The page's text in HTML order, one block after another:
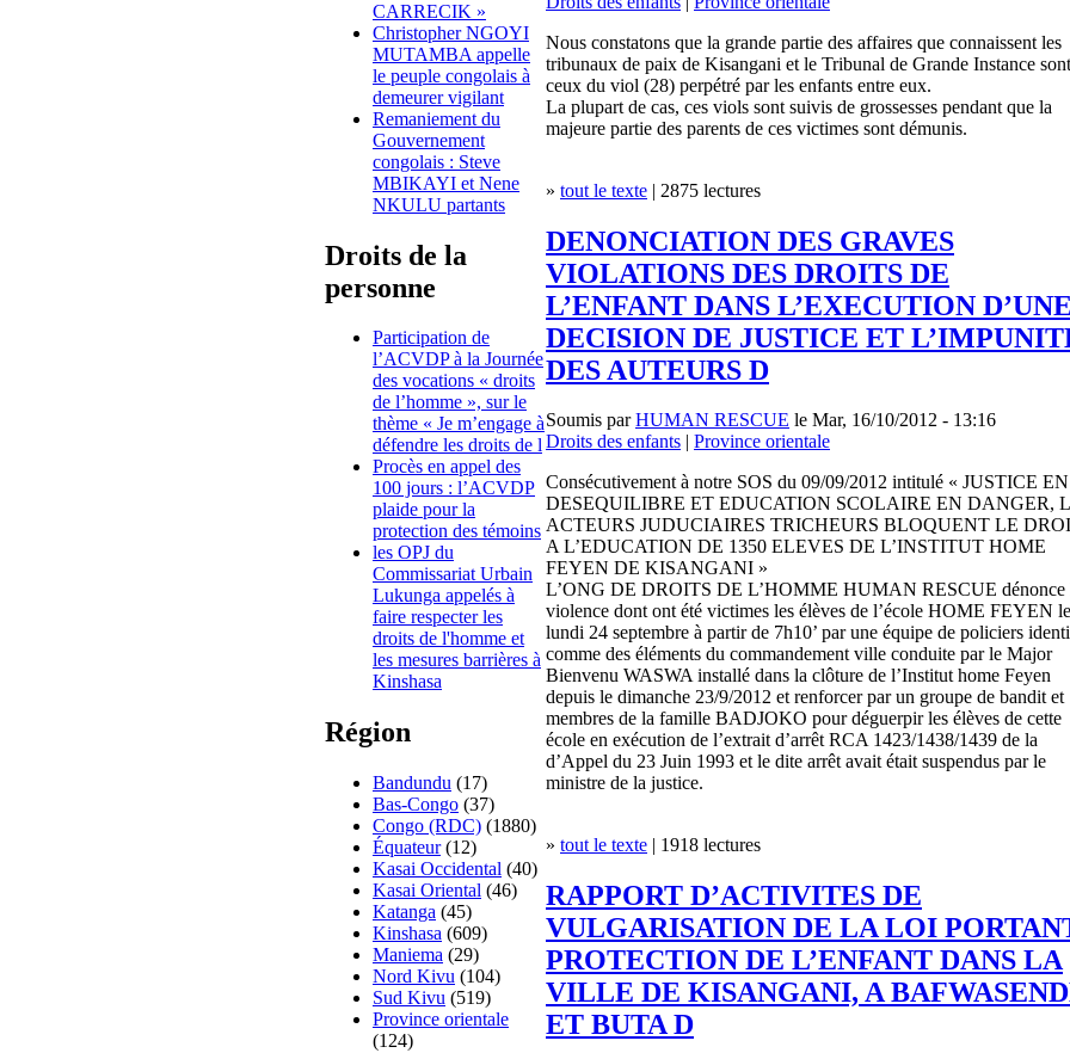
CARRECIK »
Christopher NGOYI
MUTAMBA appelle
le peuple congolais à
demeurer vigilant
Remaniement du
Gouvernement
congolais : Steve
MBIKAYI et Nene
NKULU partants
Droits de la
personne
Participation de
l’ACVDP à la Journée
des vocations « droits
de l’homme », sur le
thème « Je m’engage à
défendre les droits de l
Procès en appel des
100 jours : l’ACVDP
plaide pour la
protection des témoins
les OPJ du
Commissariat Urbain
Lukunga appelés à
faire respecter les
droits de l'homme et
les mesures barrières à
Kinshasa
Région
Bandundu (17)
Bas-Congo (37)
Congo (RDC) (1880)
Équateur(12)
Kasai Occidental (40)
Kasai Oriental (46)
Katanga (45)
Kinshasa (609)
Maniema (29)
Nord Kivu (104)
Sud Kivu (519)
Province orientale
(124)
Nous constatons que la grande partie des affaires que connaissent les
tribunaux de paix de Kisangani et le Tribunal de Grande Instance sont
ceux du viol (28) perpétré par les enfants entre eux.
La plupart de cas, ces viols sont suivis de grossesses pendant que la
majeure partie des parents de ces victimes sont démunis.
» tout le texte | 2875 lectures
DENONCIATION DES GRAVES
VIOLATIONS DES DROITS DE
L’ENFANT DANS L’EXECUTION D’UNE
DECISION DE JUSTICE ET
DES AUTEURS D
Soumis parHUMAN RESCUE le Mar, 16/10/2012 - 13:16
Droits des enfants | Province orientale
Consécutivement à notre SOS du 09/09/2012 intitulé « JUSTICE EN
DESEQUILIBRE ET EDUCATION SCOLAIRE EN DANGER,
ACTEURS JUDUCIAIRES TRICHEURS BLOQUENT LE
A L’EDUCATION DE 1350 ELEVES DE L’INSTITUT HOME
FEYEN DE KISANGANI »
L’ONG DE DROITS DE L’HOMME HUMAN RESCUE dénonce
violence dont ont été victimes les élèves de l’école HOME FEYEN le
lundi 24 septembre à partir de 7h10’ par une équipe de policiers
comme des éléments du commandement ville conduite par le Major
Bienvenu WASWA installé dans la clôture de l’Institut home Feyen
depuis le dimanche 23/9/2012 et renforcer par un groupe de bandit et
membres de la famille BADJOKO pour déguerpir les élèves de cette
école en exécution de l’extrait d’arrêt RCA 1423/1438/1439 de la
d’Appel du 23 Juin 1993 et le dite arrêt avait était suspendus par le
ministre de la justice.
» tout le texte | 1918 lectures
RAPPORT D’ACTIVITES DE
VULGARISATION DE LA LOI
PROTECTION DE L’ENFANT DANS LA
VILLE DE KISANGANI, A
ET BUTA D